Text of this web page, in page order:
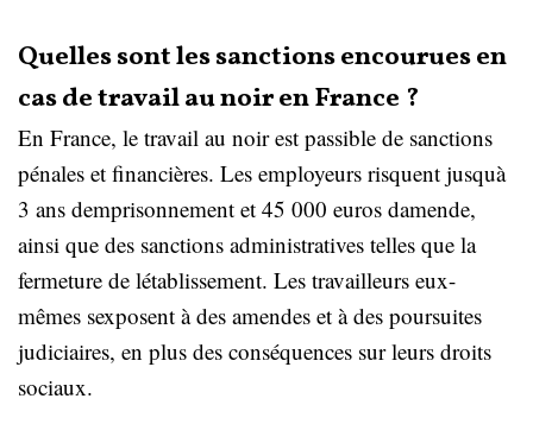
Quelles sont les sanctions encourues en
cas de travail au noir en France ?
En France, le travail au noir est passible de sanctions
pénales et financières. Les employeurs risquent jusquà
3 ans demprisonnement et 45 000 euros damende,
ainsi que des sanctions administratives telles que la
fermeture de létablissement. Les travailleurs eux-
mêmes sexposent à des amendes et à des poursuites
judiciaires, en plus des conséquences sur leurs droits
sociaux.